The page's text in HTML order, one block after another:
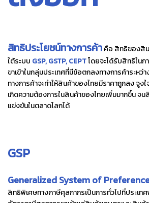
สิทธิประโยชน์ทางการค้าคือ สิทธิของสิ
ใต้ระบบ GSP, GSTP, CEPTโดยจะได้รับสิทธิใน
ขาเข้าในกลุ่มประเทศที่มีข้อตกลงทางการค้าระหว่
ทางการค้าจะทำให้สินค้าของไทยมีราคาถูกลง จูง
เกิดความต้องการในสินค้าของไทยเพิ่มมากขึ้น จ
แข่งขันในตลาดโลกได้
GSP
Generalized System of
สิทธิพิเศษทางภาษีศุลกากรเป็นการทั่วไปที่ประเ